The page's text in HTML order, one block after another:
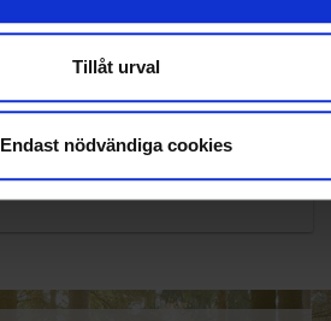
Tillåt urval
Endast nödvändiga cookies